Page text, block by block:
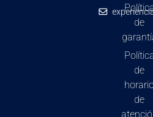
de
de
de